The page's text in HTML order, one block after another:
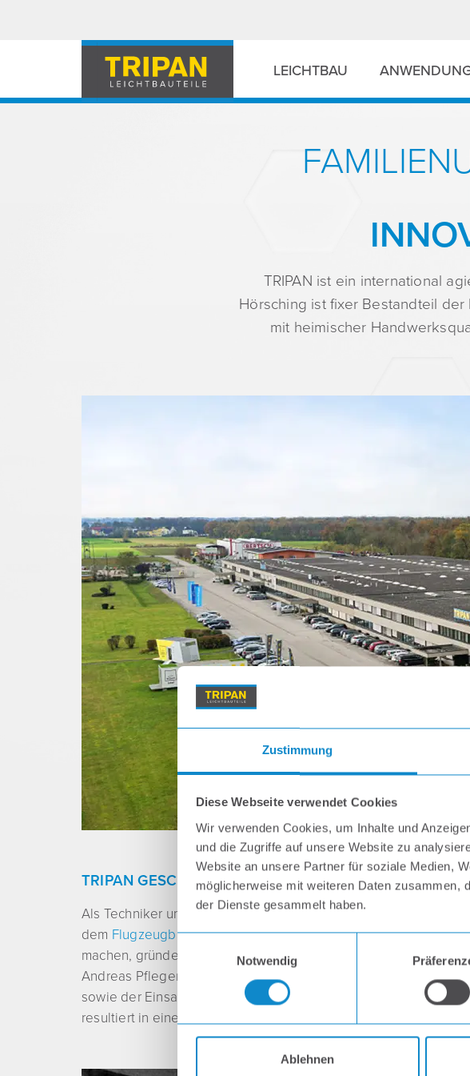
Zustimmung
Diese Webseite verwendet Cookies
Wir verwenden Cookies, um Inhalte und
und die Zugriffe auf unsere Website zu
Website an unsere Partner für soziale Medien,
möglicherweise mit weiteren Daten zusammen,
der Dienste gesammelt haben.
i
n
i
Notwendig
Ablehnen
LEICHTBAU
TRIPAN ist ein international
Hörsching ist fixer Be­standteil
mit heimischer
TRIPAN GESCHICHTE
Als Techniker und Entwickler hat sich Firmengründer Dipl.-Ing.
dem Flugzeugbauund der Raumfahrttechnik waren die
machen, gründete Peter Wimmer mit seinem Geschäftspartner
Andreas Pfleger, der das Unternehmen seit der Gründerzeit
sowie der Einsatz hochwertiger Materialien tragen zu
resultiert in einem Vertrauensniveau, das die Grundlage für